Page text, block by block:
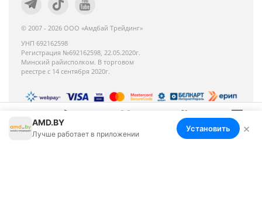
Меню Корзина Избранное Сравнение Войти
© 2007 - 2026 ООО «Амдбай Трейдинг»
УНП 692162598
Регистрация №692162598, 22.05.2020г.
Минский райисполком. В торговом
реестре с 14 сентября 2020г.
Номер телефона работников местных
исполнительных и распорядительных органов по
AMD.BY
Лучше работает в приложении
Установить ×